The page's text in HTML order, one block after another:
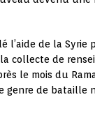
l’aide de la Syrie
collecte de
le mois du
genre de bataille